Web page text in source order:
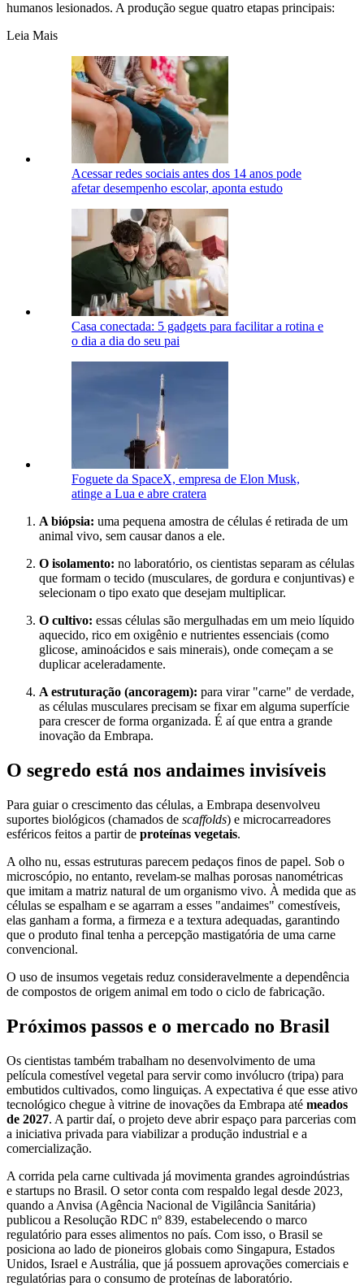
humanos lesionados. A produção segue quatro etapas principais:
Leia Mais
Acessar redes sociais antes dos 14 anos pode
afetar desempenho escolar, aponta estudo
Casa conectada: 5 gadgets para facilitar a rotina e
o dia a dia do seu pai
Foguete da SpaceX, empresa de Elon Musk,
atinge a Lua e abre cratera
A biópsia: uma pequena amostra de células é retirada de um
animal vivo, sem causar danos a ele.
O isolamento: no laboratório, os cientistas separam as células
que formam o tecido (musculares, de gordura e conjuntivas) e
selecionam o tipo exato que desejam multiplicar.
O cultivo: essas células são mergulhadas em um meio líquido
aquecido, rico em oxigênio e nutrientes essenciais (como
glicose, aminoácidos e sais minerais), onde começam a se
duplicar aceleradamente.
A estruturação (ancoragem): para virar "carne" de verdade,
as células musculares precisam se fixar em alguma superfície
para crescer de forma organizada. É aí que entra a grande
inovação da Embrapa.
O segredo está nos andaimes invisíveis
Para guiar o crescimento das células, a Embrapa desenvolveu
suportes biológicos (chamados de scaffolds) e microcarreadores
esféricos feitos a partir de proteínas vegetais.
A olho nu, essas estruturas parecem pedaços finos de papel. Sob o
microscópio, no entanto, revelam-se malhas porosas nanométricas
que imitam a matriz natural de um organismo vivo. À medida que as
células se espalham e se agarram a esses "andaimes" comestíveis,
elas ganham a forma, a firmeza e a textura adequadas, garantindo
que o produto final tenha a percepção mastigatória de uma carne
convencional.
O uso de insumos vegetais reduz consideravelmente a dependência
de compostos de origem animal em todo o ciclo de fabricação.
Próximos passos e o mercado no Brasil
Os cientistas também trabalham no desenvolvimento de uma
película comestível vegetal para servir como invólucro (tripa) para
embutidos cultivados, como linguiças. A expectativa é que esse ativo
tecnológico chegue à vitrine de inovações da Embrapa até meados
de 2027. A partir daí, o projeto deve abrir espaço para parcerias com
a iniciativa privada para viabilizar a produção industrial e a
comercialização.
A corrida pela carne cultivada já movimenta grandes agroindústrias
e startups no Brasil. O setor conta com respaldo legal desde 2023,
quando a Anvisa (Agência Nacional de Vigilância Sanitária)
publicou a Resolução RDC nº 839, estabelecendo o marco
regulatório para esses alimentos no país. Com isso, o Brasil se
posiciona ao lado de pioneiros globais como Singapura, Estados
Unidos, Israel e Austrália, que já possuem aprovações comerciais e
regulatórias para o consumo de proteínas de laboratório.